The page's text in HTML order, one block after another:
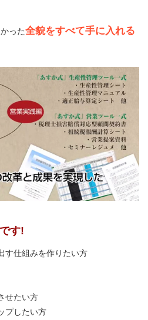
った全貌をすべて手に入れる
す!
す仕組みを作りたい方
せたい方
プしたい方